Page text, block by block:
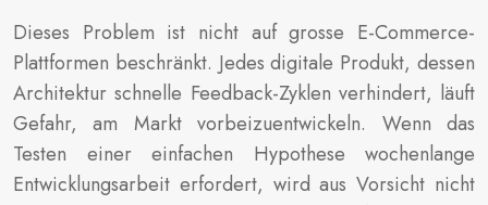
Dieses Problem ist nicht auf grosse E-Commerce-
Plattformen beschränkt. Jedes digitale Produkt, dessen
Architektur schnelle Feedback-Zyklen verhindert, läuft
Gefahr, am Markt vorbeizuentwickeln. Wenn das
Testen einer einfachen Hypothese wochenlange
Entwicklungsarbeit erfordert, wird aus Vorsicht nicht